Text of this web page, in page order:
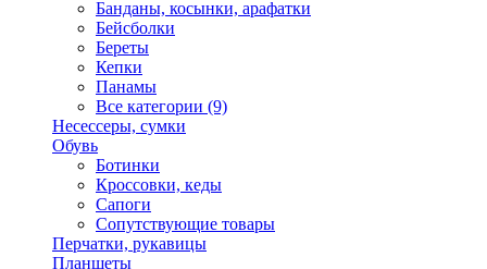
Банданы, косынки, арафатки
Бейсболки
Береты
Кепки
Панамы
Все категории (9)
Несессеры, сумки
Обувь
Ботинки
Кроссовки, кеды
Сапоги
Сопутствующие товары
Перчатки, рукавицы
Планшеты